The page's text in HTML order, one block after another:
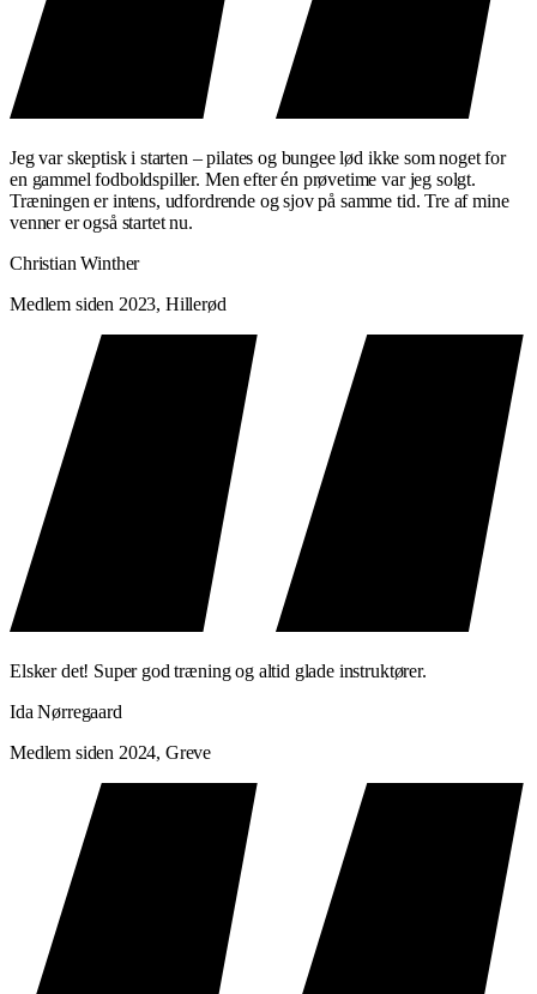
Jeg var skeptisk i starten – pilates og bungee lød ikke som noget for
en gammel fodboldspiller. Men efter én prøvetime var jeg solgt.
Træningen er intens, udfordrende og sjov på samme tid. Tre af mine
venner er også startet nu.
Christian Winther
Medlem siden 2023, Hillerød
Elsker det! Super god træning og altid glade instruktører.
Ida Nørregaard
Medlem siden 2024, Greve